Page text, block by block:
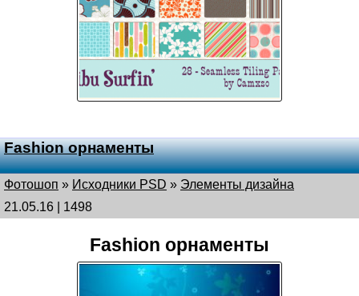
Fashion орнаменты
Фотошоп » Исходники PSD » Элементы дизайна
21.05.16 | 1498
Fashion орнаменты